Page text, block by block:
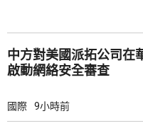
中方對美國派拓公司在
啟動網絡安全審查
國際 9小時前